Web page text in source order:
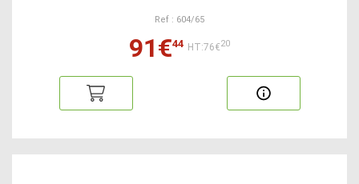
Ref : 604/65
91€44 HT:76€20